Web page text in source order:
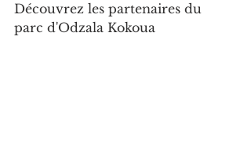
Découvrez les partenaires du
parc d'Odzala Kokoua